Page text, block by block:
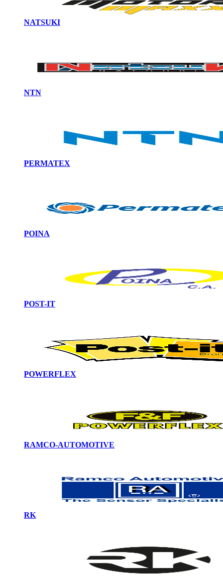
NATSUKI
NTN
PERMATEX
POINA
POST-IT
POWERFLEX
RAMCO-AUTOMOTIVE
RK